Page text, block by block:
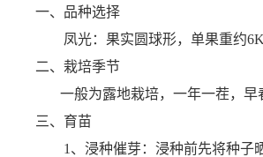
一、品种选择
凤光：果实圆球形，单果重约
二、栽培季节
一般为露地栽培，一年一茬，早
三、 育苗
1、浸种催芽：浸种前先将种子